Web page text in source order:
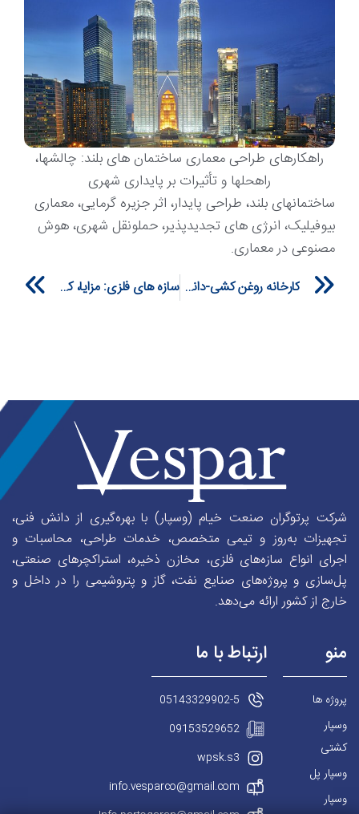
راهکارهای طراحی معماری ساختمان های بلند: چالشها،
راهحلها و تأثیرات بر پایداری شهری
ساختمانهای بلند، طراحی پایدار، اثر جزیره گرمایی، معماری
بیوفیلیک، انرژی های تجدیدپذیر، حملونقل شهری، هوش
مصنوعی در معماری.
Prev کارخانه روغن کشی-دانه طلایی داریوش سازه های فلزی: مزایا، کاربردها و فناوریهای نوین در صنعت ساخت وساز-0511842
شرکت پرتوگران صنعت خیام (وسپار) با بهره‌گیری از دانش فنی،
تجهیزات به‌روز و تیمی متخصص، خدمات طراحی، محاسبات و
اجرای انواع سازه‌های فلزی، مخازن ذخیره، استراکچرهای صنعتی،
پل‌سازی و پروژه‌های صنایع نفت، گاز و پتروشیمی را در داخل و
خارج از کشور ارائه می‌دهد.
منو
پروژه ها
وسپار
کشتی
وسپار پل
وسپار
ارتباط با ما
05143329902-5
09153529652
wpsk.s3
info.vesparco@gmail.com